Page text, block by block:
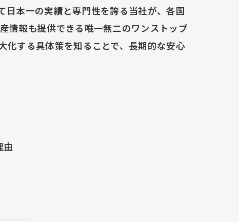
日本一の実績と専門性を誇る当社が、各国
情報も提供できる唯一無二のワンストップ
化する具体策を知ることで、長期的な安心
由